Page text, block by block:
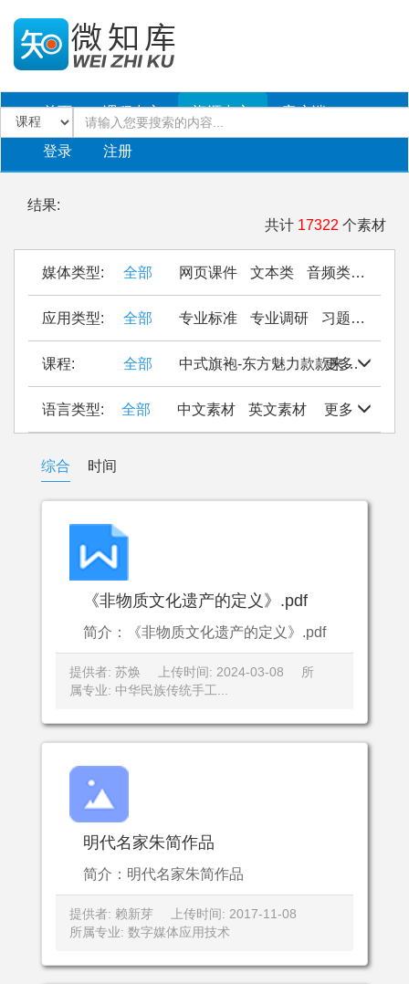
首页 课程中心 资源中心 客户端
登录 注册
结果:
共计 17322 个素材
媒体类型: 全部 网页课件 文本类 音频类
应用类型: 全部 专业标准 专业调研 习题作业
更多
课程: 全部 中式旗袍-东方魅力款款来 Seal
更多
语言类型: 全部 中文素材 英文素材
综合 时间
《非物质文化遗产的定义》.pdf
简介：《非物质文化遗产的定义》.pdf
提供者: 苏焕 上传时间: 2024-03-08
所
属专业: 中华民族传统手工...
明代名家朱简作品
简介：明代名家朱简作品
提供者: 赖新芽
上传时间: 2017-11-08
所属专业: 数字媒体应用技术